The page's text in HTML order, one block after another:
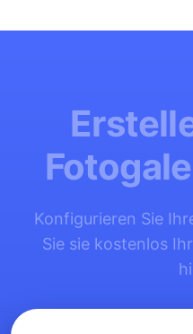
Konfigurieren Sie
Sie sie kostenlos